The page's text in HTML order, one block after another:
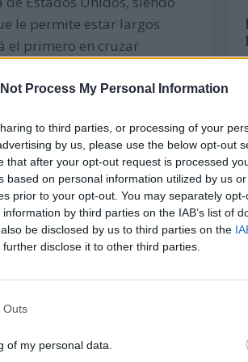
Not Process My Personal Information
to third parties, or processing of your
by us, please use the below opt-out
that after your opt-out request is processed
based on personal information utilized by us
prior to your opt-out. You may separately
by third parties on the IAB’s list of
be disclosed by us to third parties on the
disclose it to other third parties.
Outs
of my personal data.
le permite estar largos
el primero en cruzar
tierra español, al sur de
(Reino Unido).
a los de polvo de